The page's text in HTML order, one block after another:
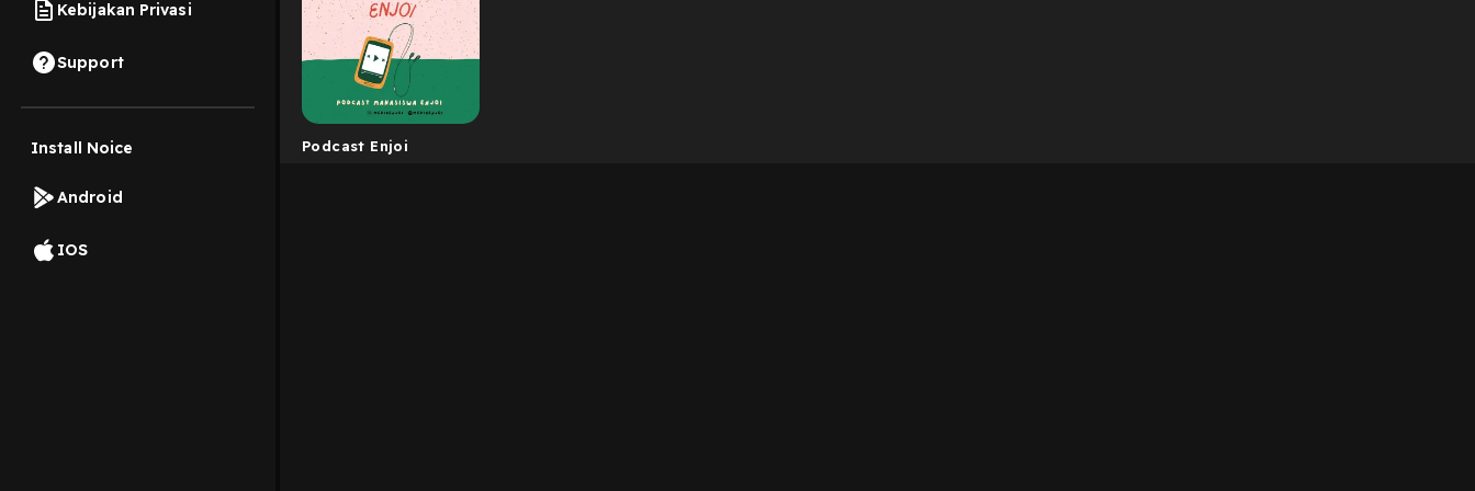
Kebijakan Privasi
Support
Install Noice
Android
IOS
Podcast Enjoi